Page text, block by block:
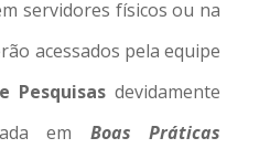
servidores físicos ou na
acessados pela equipe
Pesquisas devidamente
em Boas Práticas